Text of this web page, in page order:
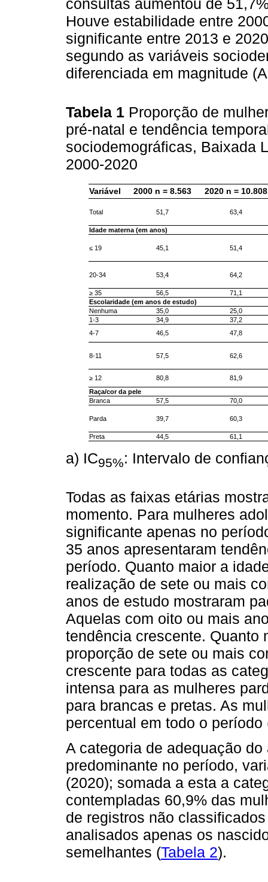
consultas aumentou de
Houve estabilidade entre
significante entre 2013 e
segundo as variáveis
diferenciada em magnitude
Tabela 1 Proporção de
pré-natal e tendência
sociodemográficas, Baixada
2000-2020
Variável 2000 n = 8.563 2020 n = 10.808
Total 51,7 63,4
Idade materna (em anos)
≤ 19 45,1 51,4
20-34 53,4 64,2
≥ 35 56,5
71,1
Escolaridade (em anos de estudo)
Nenhuma
35,0
25,0
1-3
34,9
37,2
4-7
46,5 47,8
8-11 57,5 62,6
≥ 12 80,8
81,9
Raça/cor da pele
Branca
57,5 70,0
Parda 39,7 60,3
Preta 44,5 61,1
a) IC95%: Intervalo de
Todas as faixas etárias
momento. Para mulheres
significante apenas no
35 anos apresentaram
período. Quanto maior a
realização de sete ou mais
anos de estudo mostraram
Aquelas com oito ou mais
tendência crescente. Quanto
proporção de sete ou mais
crescente para todas as
intensa para as mulheres
para brancas e pretas. As
percentual em todo o período
A categoria de adequação do
predominante no período,
(2020); somada a esta a
contempladas 60,9% das
de registros não
analisados apenas os
semelhantes (Tabela 2).